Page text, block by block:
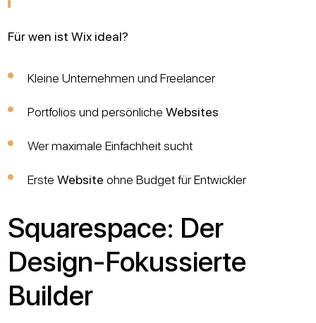
Für wen ist Wix ideal?
Kleine Unternehmen und Freelancer
Portfolios und persönlicheWebsites
Wer maximale Einfachheit sucht
ErsteWebsite ohne Budget für Entwickler
Squarespace: Der
Design-Fokussierte
Builder